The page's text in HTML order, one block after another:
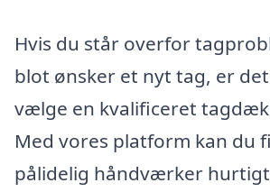
Hvis du står overfor
blot ønsker et nyt tag, er
vælge en kvalificeret
Med vores platform kan du
pålidelig håndværker